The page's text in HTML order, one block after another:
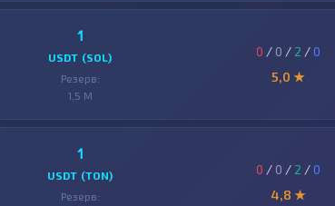
1
USDT (SOL)
Резерв:
1,5 M
0 / 0 / 2 /0
5,0 ★
1
USDT (TON)
Резерв:
0 / 0 / 2 /0
4,8 ★